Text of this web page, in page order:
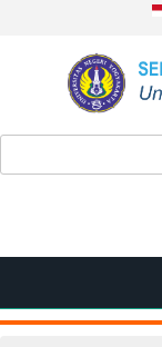
Search form
You are here